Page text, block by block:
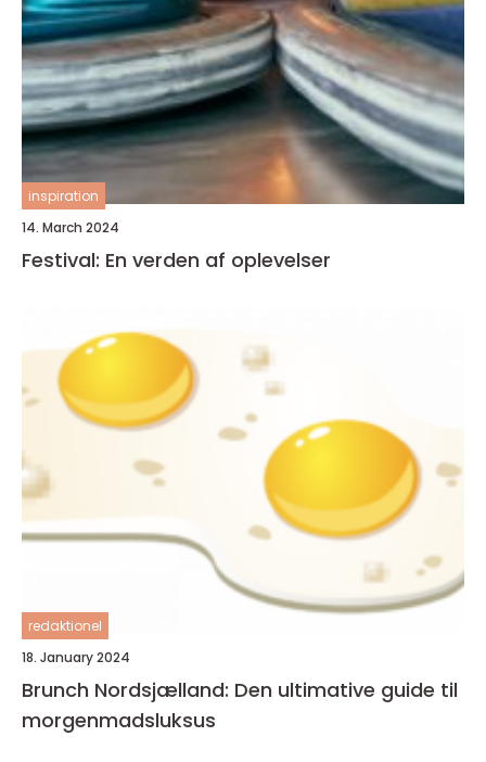
inspiration
14. March 2024
Festival: En verden af oplevelser
redaktionel
18. January 2024
Brunch Nordsjælland: Den ultimative guide til
morgenmadsluksus